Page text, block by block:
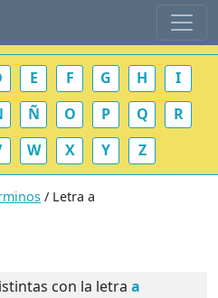
E F G H
I
Ñ O P Q
R
W X Y Z
/ Letra a
con la letra a